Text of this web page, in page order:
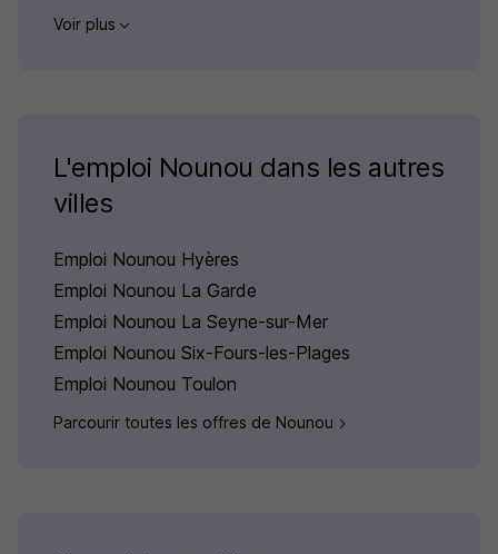
Voir plus
L'emploi Nounou dans les autres
villes
Emploi Nounou Hyères
Emploi Nounou La Garde
Emploi Nounou La Seyne-sur-Mer
Emploi Nounou Six-Fours-les-Plages
Emploi Nounou Toulon
Parcourir toutes les offres de Nounou